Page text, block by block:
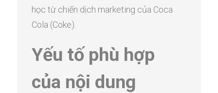
học từ chiến dịch marketing của Coca
Cola (Coke).
Yếu tố phù hợp
của nội dung